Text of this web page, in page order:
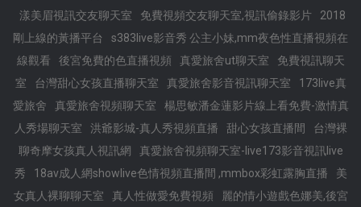
漾美眉視訊交友聊天室
免費視頻交友聊天室,視訊偷錄影片
2018
剛上線的黃播平台
s383live影音秀 公主小妹,mm夜色性直播視頻在
線觀看
後宮免費的色直播視頻 真愛旅舍ut聊天室
免費視訊聊天
室
台灣甜心女孩直播聊天室 真愛旅舍影音視訊聊天室
173live真
愛旅舍
真愛旅舍視頻聊天室
楊思敏潘金蓮影片線上看免費-激情真
人秀場聊天室
洪爺影城-真人秀視頻直播 甜心女孩直播間
台灣裸
聊奇摩女孩真人視訊網
真愛旅舍視頻聊天室-live173影音視訊live
秀
18av成人網showlive色情視頻直播間 ,mmbox彩虹露胸直播
美
女真人裸聊聊天室
真人性做愛免費視頻
麗的情小遊戲色娜美,後宮